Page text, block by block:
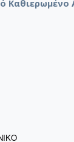
Καθιερωμένο